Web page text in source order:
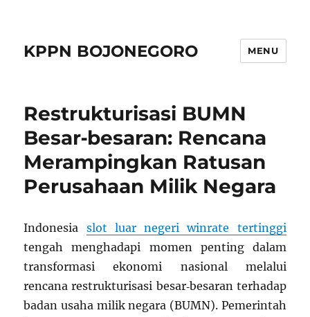
KPPN BOJONEGORO MENU
Restrukturisasi BUMN
Besar‑besaran: Rencana
Merampingkan Ratusan
Perusahaan Milik Negara
Indonesia slot luar negeri winrate tertinggi
tengah menghadapi momen penting dalam
transformasi ekonomi nasional melalui
rencana restrukturisasi besar‑besaran terhadap
badan usaha milik negara (BUMN). Pemerintah